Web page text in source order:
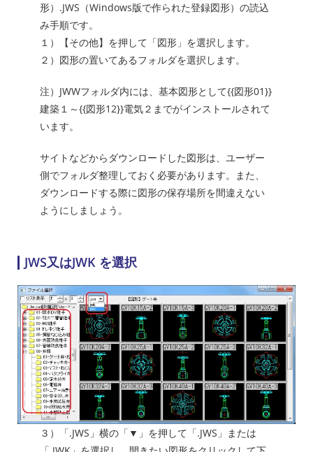
形）.JWS（Windows版で作られた登録図形）の読込
み手順です。
１）【その他】を押して「図形」を選択します。
２）図形の置いてあるフォルダを選択します。
注）JWWフォルダ内には、基本図形として{{図形01}}
建築１～{{図形12}}電気２までがインストールされて
います。
サイトなどからダウンロードした図形は、ユーザー
側でフォルダ整理しておく必要があります。また、
ダウンロードする際に図形の保存場所を間違えない
ようにしましょう。
JWS又はJWK を選択
３）「.JWS」横の「▼」を押して「.JWS」または